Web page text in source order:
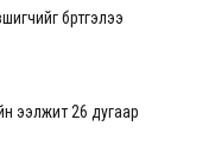
бүртгэлээ
ээлжит 26 дугаар